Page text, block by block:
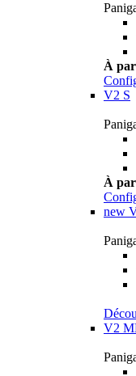
À
V2 S
À
new
V2